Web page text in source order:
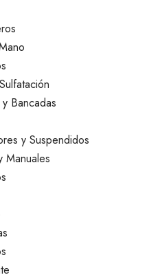
Bancadas
y Suspendidos
Manuales